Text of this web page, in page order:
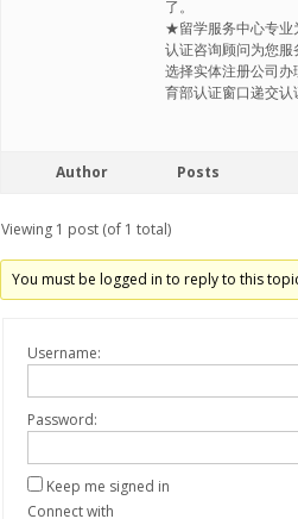
了。
★留学服务中心专业
认证咨询顾问为您
选择实体注册公司
育部认证窗口递交
Author Posts
Viewing 1 post (of 1 total)
You must be logged in to reply to this
Username:
Password:
Keep me signed in
Connect with